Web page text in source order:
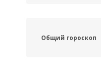
Общий гороскоп